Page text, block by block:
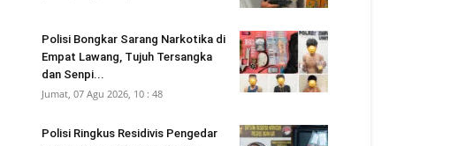
Polisi Bongkar Sarang Narkotika di
Empat Lawang, Tujuh Tersangka
dan Senpi...
Jumat, 07 Agu 2026, 10 : 48
Polisi Ringkus Residivis Pengedar